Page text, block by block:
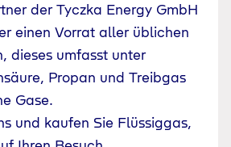
der Tyczka Energy GmbH
einen Vorrat aller üblichen
dieses umfasst unter
Propan und Treibgas
Gase.
und kaufen Sie Flüssiggas,